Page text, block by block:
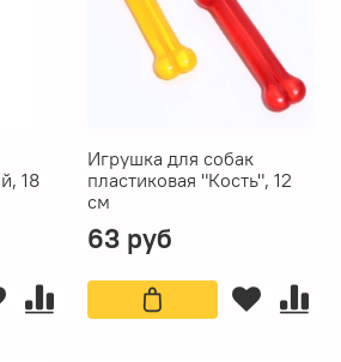
18
Игрушка для собак
пластиковая "Кость", 12
см
63 руб